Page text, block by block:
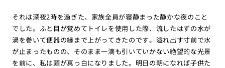
それは深夜2時を過ぎた、家族全員が寝静まった静かな夜のこと
でした。ふと目が覚めてトイレを使用した際、流したはずの水が
渦を巻いて便器の縁まで上がってきたのです。溢れ出す寸前で水
が止まったものの、そのまま一滴も引いていかない絶望的な光景
を前に、私は頭が真っ白になりました。明日の朝になれば子供た